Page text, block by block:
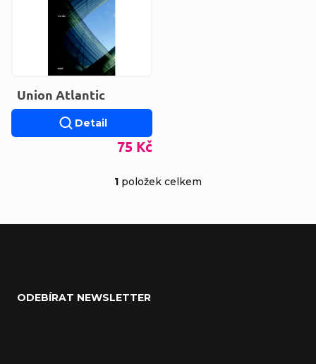
Union Atlantic
75 Kč
Detail
1 položek celkem
ODEBÍRAT NEWSLETTER